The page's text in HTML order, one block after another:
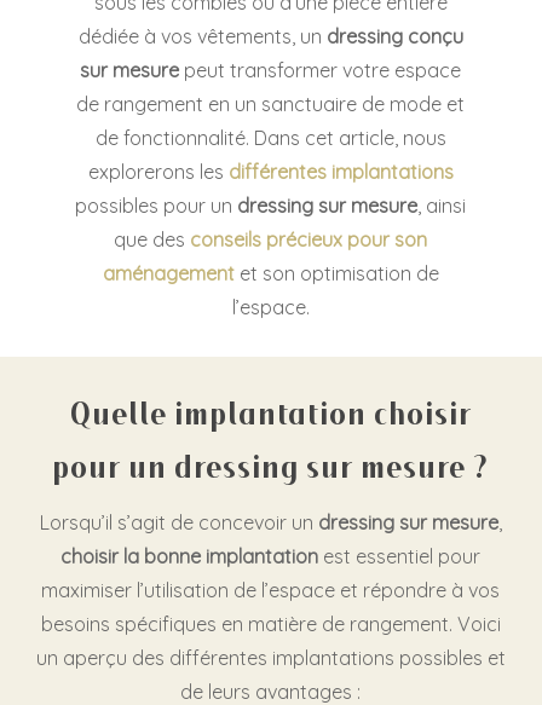
dédiée à vos vêtements, un dressing conçu
sur mesure peut transformer votre espace
de rangement en un sanctuaire de mode et
de fonctionnalité. Dans cet article, nous
explorerons les différentes implantations
possibles pour un dressing sur mesure , ainsi
que des conseils précieux pour son
aménagementet son optimisation de
l’espace.
Quelle implantation choisir
pour un dressing sur mesure ?
Lorsqu’il s’agit de concevoir un dressing sur mesure,
choisir la bonne implantation est essentiel pour
maximiser l’utilisation de l’espace et répondre à vos
besoins spécifiques en matière de rangement. Voici
un aperçu des différentes implantations possibles et
de leurs avantages :